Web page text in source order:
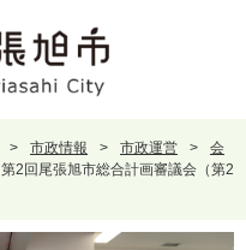
> 市政情報 > 市政運営 >
会
第2回尾張旭市総合計画審議会（第2